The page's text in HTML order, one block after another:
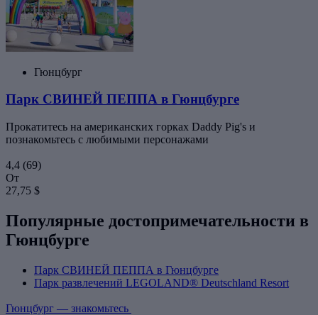
Гюнцбург
Парк СВИНЕЙ ПЕППА в Гюнцбурге
Прокатитесь на американских горках Daddy Pig's и
познакомьтесь с любимыми персонажами
4,4 (69)
От
27,75 $
Популярные достопримечательности в
Гюнцбурге
Парк СВИНЕЙ ПЕППА в Гюнцбурге
Парк развлечений LEGOLAND® Deutschland Resort
Гюнцбург — знакомьтесь